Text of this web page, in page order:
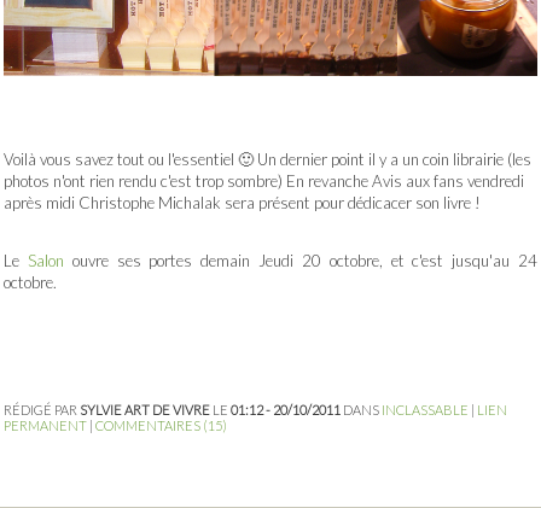
Voilà vous savez tout ou l'essentiel 🙂 Un dernier point il y a un coin librairie (les
photos n'ont rien rendu c'est trop sombre) En revanche Avis aux fans vendredi
après midi Christophe Michalak sera présent pour dédicacer son livre !
Le Salon ouvre ses portes demain Jeudi 20 octobre, et c'est jusqu'au 24
octobre.
RÉDIGÉ PAR SYLVIE ART DE VIVRE LE 01:12 - 20/10/2011 DANS INCLASSABLE | LIEN
PERMANENT | COMMENTAIRES (15)